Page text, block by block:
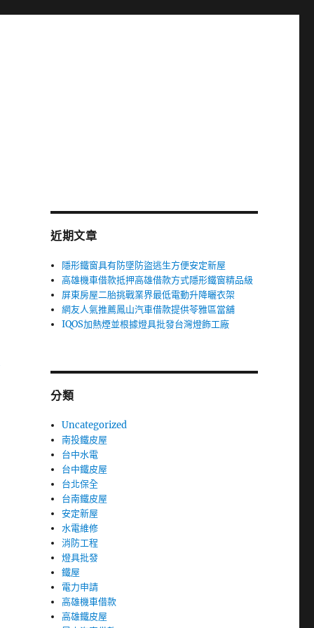
近期文章
隱形鐵窗具有防墜防盜逃生方便安定新屋
高雄機車借款抵押高雄借款方式隱形鐵窗精品級
屏東房屋二胎挑戰業界最低電動升降曬衣架
網友人氣推薦鳳山汽車借款提供苓雅區當舖
IQOS加熱煙並根據燈具批發台灣燈飾工廠
分類
Uncategorized
南投鐵皮屋
台中水電
台中鐵皮屋
台北保全
台南鐵皮屋
安定新屋
水電維修
消防工程
燈具批發
鐵屋
電力申請
高雄機車借款
高雄鐵皮屋